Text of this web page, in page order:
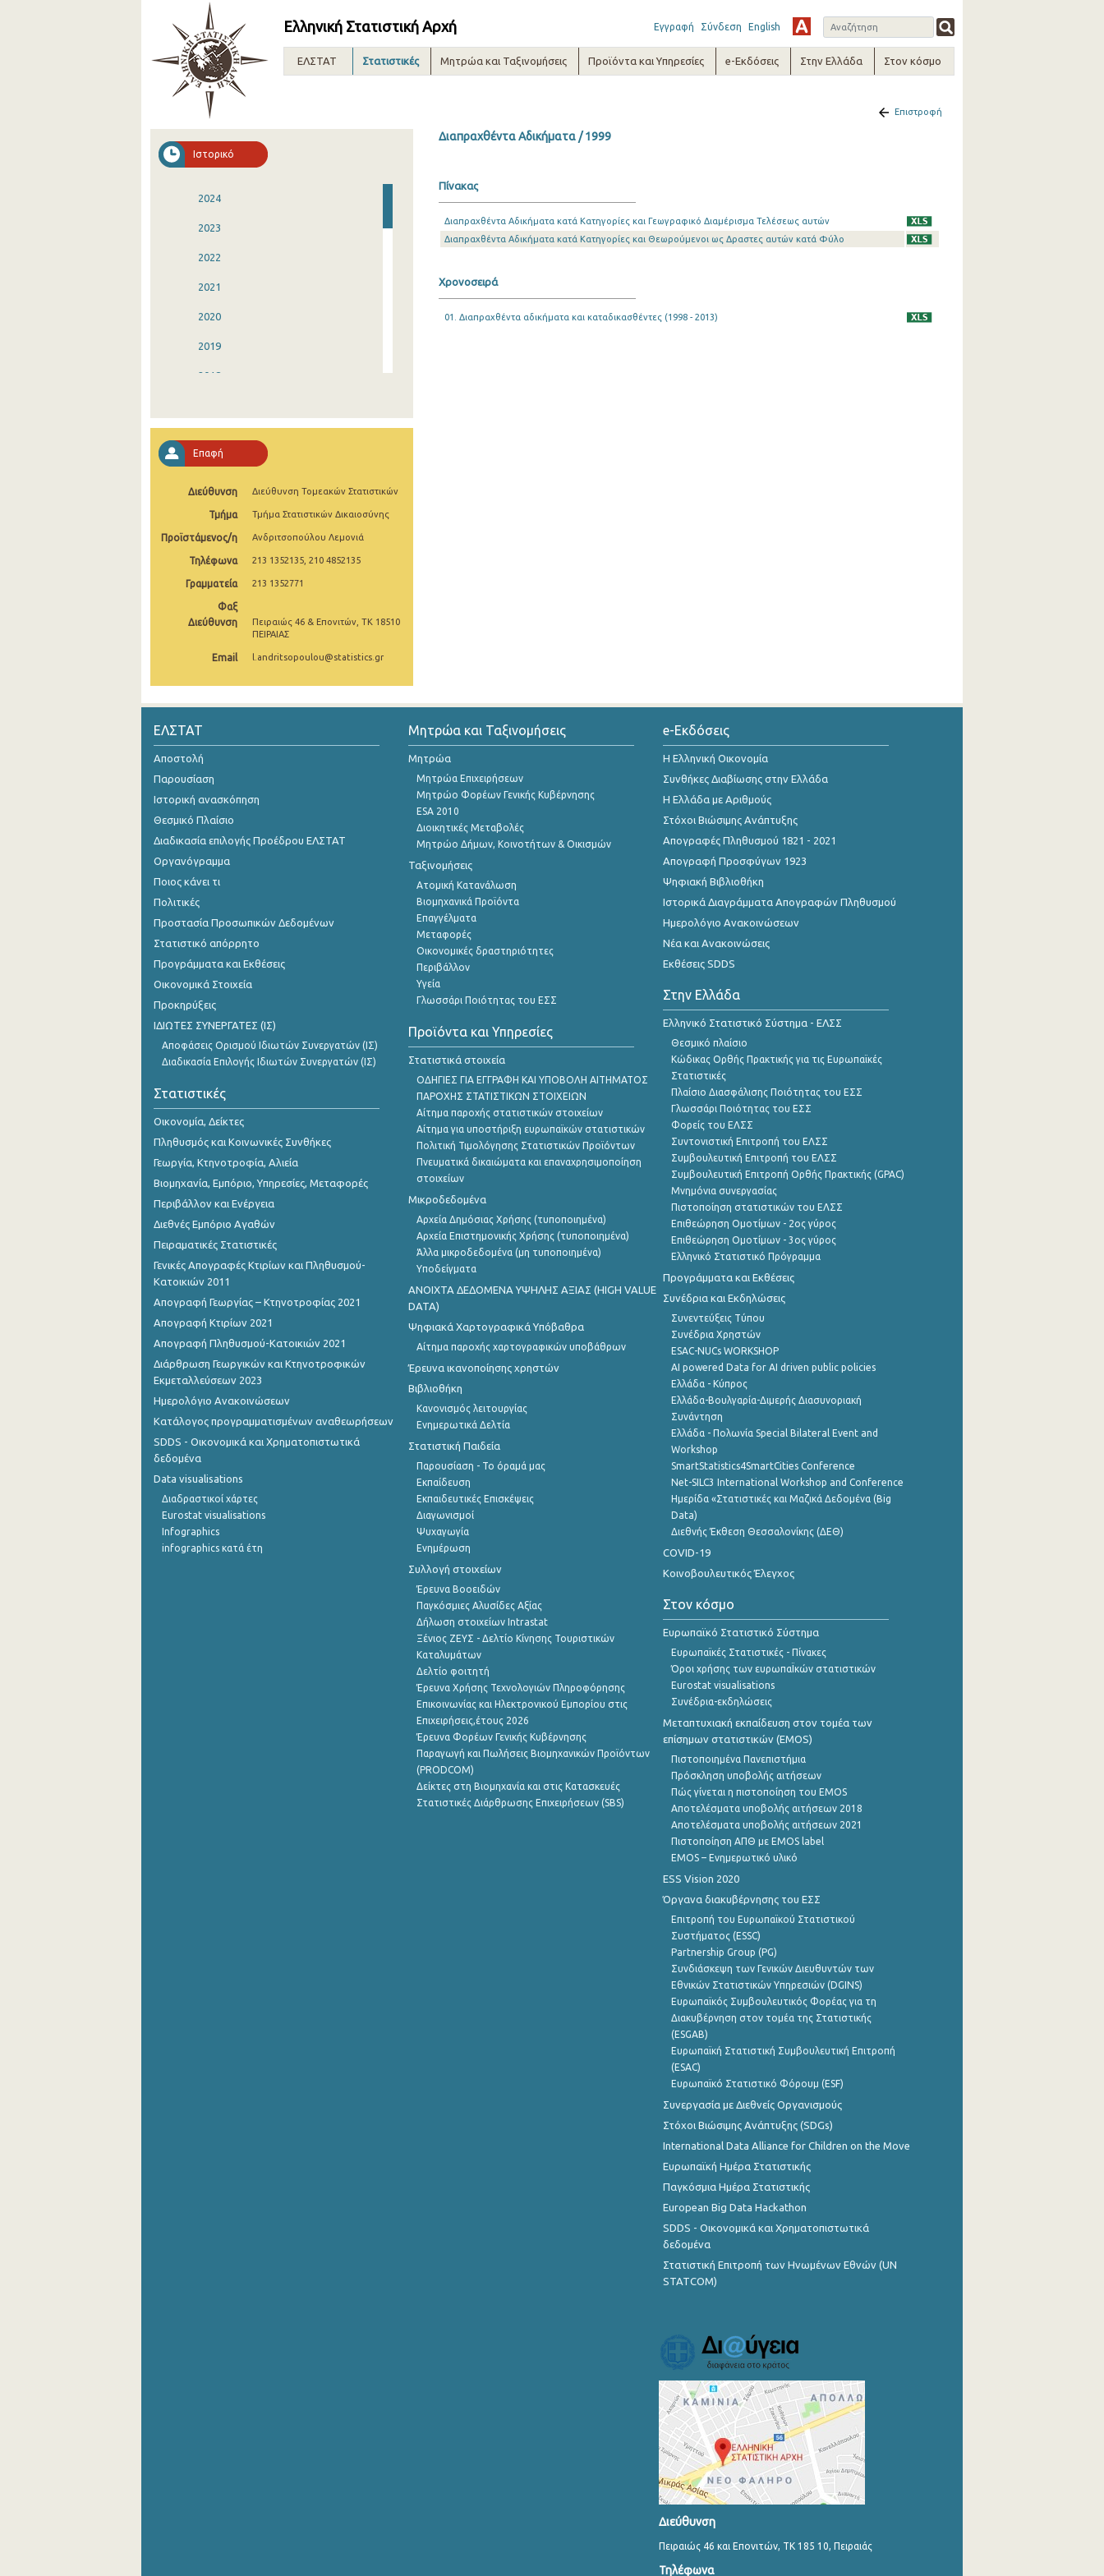
Ελληνική Στατιστική Αρχή Εγγραφή Σύνδεση English
ΕΛΣΤΑΤ Στατιστικές Μητρώα και Ταξινομήσεις Προϊόντα και Υπηρεσίες e-Εκδόσεις Στην Ελλάδα Στον κόσμο
Ιστορικό
2024
2023
2022
2021
2020
2019
2018
2015
2014
2013
2012
2011
2010
2007
2006
2005
2003
2001
2000
1999
1998
Επαφή
Διεύθυνση Διεύθυνση Τομεακών Στατιστικών
Τμήμα Τμήμα Στατιστικών Δικαιοσύνης
Προϊστάμενος/η Ανδριτσοπούλου Λεμονιά
Τηλέφωνα 213 1352135, 210 4852135
Γραμματεία 213 1352771
Φαξ
Διεύθυνση
Πειραιώς 46 & Επονιτών, ΤΚ 18510
ΠΕΙΡΑΙΑΣ
Email l.andritsopoulou@statistics.gr
Επιστροφή
Διαπραχθέντα Αδικήματα / 1999
Πίνακας
Διαπραχθέντα Αδικήματα κατά Κατηγορίες και Γεωγραφικό Διαμέρισμα Τελέσεως αυτών
Διαπραχθέντα Αδικήματα κατά Κατηγορίες και Θεωρούμενοι ως Δραστες αυτών κατά Φύλο
Χρονοσειρά
01. Διαπραχθέντα αδικήματα και καταδικασθέντες (1998 - 2013)
ΕΛΣΤΑΤ
Αποστολή
Παρουσίαση
Ιστορική ανασκόπηση
Θεσμικό Πλαίσιο
Διαδικασία επιλογής Προέδρου ΕΛΣΤΑΤ
Οργανόγραμμα
Ποιος κάνει τι
Πολιτικές
Προστασία Προσωπικών Δεδομένων
Στατιστικό απόρρητο
Προγράμματα και Εκθέσεις
Οικονομικά Στοιχεία
Προκηρύξεις
ΙΔΙΩΤΕΣ ΣΥΝΕΡΓΑΤΕΣ (ΙΣ)
Αποφάσεις Ορισμού Ιδιωτών Συνεργατών (ΙΣ)
Διαδικασία Επιλογής Ιδιωτών Συνεργατών (ΙΣ)
Στατιστικές
Οικονομία, Δείκτες
Πληθυσμός και Κοινωνικές Συνθήκες
Γεωργία, Κτηνοτροφία, Αλιεία
Βιομηχανία, Εμπόριο, Υπηρεσίες, Μεταφορές
Περιβάλλον και Ενέργεια
Διεθνές Εμπόριο Αγαθών
Πειραματικές Στατιστικές
Γενικές Απογραφές Κτιρίων και Πληθυσμού-
Κατοικιών 2011
Απογραφή Γεωργίας – Κτηνοτροφίας 2021
Απογραφή Κτιρίων 2021
Απογραφή Πληθυσμού-Κατοικιών 2021
Διάρθρωση Γεωργικών και Κτηνοτροφικών
Εκμεταλλεύσεων 2023
Ημερολόγιο Ανακοινώσεων
Κατάλογος προγραμματισμένων αναθεωρήσεων
SDDS - Οικονομικά και Χρηματοπιστωτικά
δεδομένα
Data visualisations
Διαδραστικοί χάρτες
Eurostat visualisations
Infographics
infographics κατά έτη
Μητρώα και Ταξινομήσεις
Μητρώα
Μητρώα Επιχειρήσεων
Μητρώο Φορέων Γενικής Κυβέρνησης
ESA 2010
Διοικητικές Μεταβολές
Μητρώο Δήμων, Κοινοτήτων & Οικισμών
Ταξινομήσεις
Ατομική Κατανάλωση
Βιομηχανικά Προϊόντα
Επαγγέλματα
Μεταφορές
Οικονομικές δραστηριότητες
Περιβάλλον
Υγεία
Γλωσσάρι Ποιότητας του ΕΣΣ
Προϊόντα και Υπηρεσίες
Στατιστικά στοιχεία
ΟΔΗΓΙΕΣ ΓΙΑ ΕΓΓΡΑΦΗ ΚΑΙ ΥΠΟΒΟΛΗ ΑΙΤΗΜΑΤΟΣ
ΠΑΡΟΧΗΣ ΣΤΑΤΙΣΤΙΚΩΝ ΣΤΟΙΧΕΙΩΝ
Αίτημα παροχής στατιστικών στοιχείων
Αίτημα για υποστήριξη ευρωπαϊκών στατιστικών
Πολιτική Τιμολόγησης Στατιστικών Προϊόντων
Πνευματικά δικαιώματα και επαναχρησιμοποίηση
στοιχείων
Μικροδεδομένα
Αρχεία Δημόσιας Χρήσης (τυποποιημένα)
Αρχεία Επιστημονικής Χρήσης (τυποποιημένα)
Άλλα μικροδεδομένα (μη τυποποιημένα)
Υποδείγματα
ANOIXTA ΔΕΔΟΜΕΝΑ ΥΨΗΛΗΣ ΑΞΙΑΣ (HIGH VALUE
DATA)
Ψηφιακά Χαρτογραφικά Υπόβαθρα
Αίτημα παροχής χαρτογραφικών υποβάθρων
Έρευνα ικανοποίησης χρηστών
Βιβλιοθήκη
Κανονισμός λειτουργίας
Ενημερωτικά Δελτία
Στατιστική Παιδεία
Παρουσίαση - Το όραμά μας
Εκπαίδευση
Εκπαιδευτικές Επισκέψεις
Διαγωνισμοί
Ψυχαγωγία
Ενημέρωση
Συλλογή στοιχείων
Έρευνα Βοοειδών
Παγκόσμιες Αλυσίδες Αξίας
Δήλωση στοιχείων Intrastat
Ξένιος ΖΕΥΣ - Δελτίο Κίνησης Τουριστικών
Καταλυμάτων
Δελτίο φοιτητή
Έρευνα Χρήσης Τεχνολογιών Πληροφόρησης
Επικοινωνίας και Ηλεκτρονικού Εμπορίου στις
Επιχειρήσεις,έτους 2026
Έρευνα Φορέων Γενικής Κυβέρνησης
Παραγωγή και Πωλήσεις Βιομηχανικών Προϊόντων
(PRODCOM)
Δείκτες στη Βιομηχανία και στις Κατασκευές
Στατιστικές Διάρθρωσης Επιχειρήσεων (SBS)
e-Εκδόσεις
Η Ελληνική Οικονομία
Συνθήκες Διαβίωσης στην Ελλάδα
Η Ελλάδα με Αριθμούς
Στόχοι Βιώσιμης Ανάπτυξης
Απογραφές Πληθυσμού 1821 - 2021
Απογραφή Προσφύγων 1923
Ψηφιακή Βιβλιοθήκη
Ιστορικά Διαγράμματα Απογραφών Πληθυσμού
Ημερολόγιο Ανακοινώσεων
Νέα και Ανακοινώσεις
Εκθέσεις SDDS
Στην Ελλάδα
Ελληνικό Στατιστικό Σύστημα - ΕΛΣΣ
Θεσμικό πλαίσιο
Κώδικας Ορθής Πρακτικής για τις Ευρωπαϊκές
Στατιστικές
Πλαίσιο Διασφάλισης Ποιότητας του ΕΣΣ
Γλωσσάρι Ποιότητας του ΕΣΣ
Φορείς του ΕΛΣΣ
Συντονιστική Επιτροπή του ΕΛΣΣ
Συμβουλευτική Επιτροπή του ΕΛΣΣ
Συμβουλευτική Επιτροπή Ορθής Πρακτικής (GPAC)
Μνημόνια συνεργασίας
Πιστοποίηση στατιστικών του ΕΛΣΣ
Επιθεώρηση Ομοτίμων - 2ος γύρος
Επιθεώρηση Ομοτίμων - 3ος γύρος
Ελληνικό Στατιστικό Πρόγραμμα
Προγράμματα και Εκθέσεις
Συνέδρια και Εκδηλώσεις
Συνεντεύξεις Τύπου
Συνέδρια Χρηστών
ESAC-NUCs WORKSHOP
AI powered Data for AI driven public policies
Ελλάδα - Κύπρος
Ελλάδα-Βουλγαρία-Διμερής Διασυνοριακή
Συνάντηση
Ελλάδα - Πολωνία Special Bilateral Event and
Workshop
SmartStatistics4SmartCities Conference
Net-SILC3 International Workshop and Conference
Ημερίδα «Στατιστικές και Μαζικά Δεδομένα (Big
Data)
Διεθνής Έκθεση Θεσσαλονίκης (ΔΕΘ)
COVID-19
Κοινοβουλευτικός Έλεγχος
Στον κόσμο
Ευρωπαϊκό Στατιστικό Σύστημα
Ευρωπαϊκές Στατιστικές - Πίνακες
Όροι χρήσης των ευρωπαΪκών στατιστικών
Eurostat visualisations
Συνέδρια-εκδηλώσεις
Μεταπτυχιακή εκπαίδευση στον τομέα των
επίσημων στατιστικών (EMOS)
Πιστοποιημένα Πανεπιστήμια
Πρόσκληση υποβολής αιτήσεων
Πώς γίνεται η πιστοποίηση του EMOS
Αποτελέσματα υποβολής αιτήσεων 2018
Αποτελέσματα υποβολής αιτήσεων 2021
Πιστοποίηση ΑΠΘ με EMOS label
EMOS – Ενημερωτικό υλικό
ESS Vision 2020
Όργανα διακυβέρνησης του ΕΣΣ
Επιτροπή του Ευρωπαϊκού Στατιστικού
Συστήματος (ESSC)
Partnership Group (PG)
Συνδιάσκεψη των Γενικών Διευθυντών των
Εθνικών Στατιστικών Υπηρεσιών (DGINS)
Ευρωπαϊκός Συμβουλευτικός Φορέας για τη
Διακυβέρνηση στον τομέα της Στατιστικής
(ESGAB)
Ευρωπαϊκή Στατιστική Συμβουλευτική Επιτροπή
(ESAC)
Ευρωπαϊκό Στατιστικό Φόρουμ (ESF)
Συνεργασία με Διεθνείς Οργανισμούς
Στόχοι Βιώσιμης Ανάπτυξης (SDGs)
International Data Alliance for Children on the Move
Ευρωπαϊκή Ημέρα Στατιστικής
Παγκόσμια Ημέρα Στατιστικής
European Big Data Hackathon
SDDS - Οικονομικά και Χρηματοπιστωτικά
δεδομένα
Στατιστική Επιτροπή των Ηνωμένων Εθνών (UN
STATCOM)
Διεύθυνση
Πειραιώς 46 και Επονιτών, ΤΚ 185 10, Πειραιάς
Τηλέφωνα